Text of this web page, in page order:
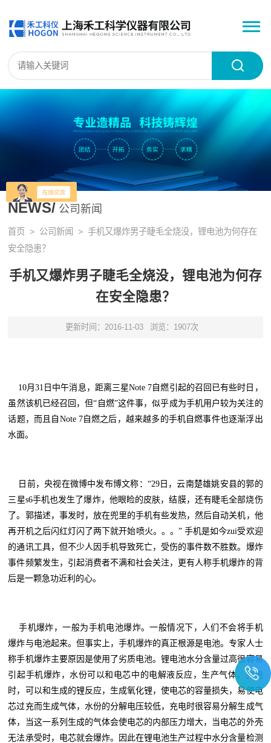
NEWS/ 公司新闻
首页 > 公司新闻
> 手机又爆炸男子睫毛全烧没，锂电池为何存在
安全隐患？
手机又爆炸男子睫毛全烧没，锂电池为何存
在安全隐患？
更新时间：2016-11-03 浏览：1907次
10月31日中午消息，距离三星Note 7自燃引起的召回已有些时日，
虽然该机已经召回，但“自燃”这件事，似乎成为手机用户较为关注的
话题，而且自Note 7自燃之后，越来越多的手机自燃事件也逐渐浮出
水面。
日前，央视在微博中发布博文称：“29日，云南楚雄姚安县的郭的
三星s6手机也发生了爆炸，他眼睑的皮肤，结膜，还有睫毛全部烧伤
了。郭描述，事发时，放在兜里的手机有些发热，然后自动关机，他
再开机之后闪红灯闪了两下就开始喷火。。。” 手机是如今zui受欢迎
的通讯工具，但不少人因手机导致死亡，受伤的事件数不胜数。 爆炸
事件频繁发生， 引起消费者不满和社会关注，更有人称手机爆炸的背
后是一颗急功近利的心。
手机爆炸 ，一般为手机电池爆炸。一般情况下，人们不会将手机
爆炸与电池起来。但事实上，手机爆炸的真正根源是电池。专家人士
称手机爆炸主要原因是使用了劣质电池。锂电池水分含量过高很容易
引起手机爆炸， 水份可以和电芯中的电解液反应，生产气体，充电
时，可以和生成的锂反应，生成氧化锂，使电芯的容量损失，易使电
芯过充而生成气体，水份的分解电压较低，充电时很容易分解生成气
体，当这一系列生成的气体会使电芯的内部压力增大，当电芯的外壳
无法承受时，电芯就会爆炸。
因此在锂电池生产过程中水分含量检测